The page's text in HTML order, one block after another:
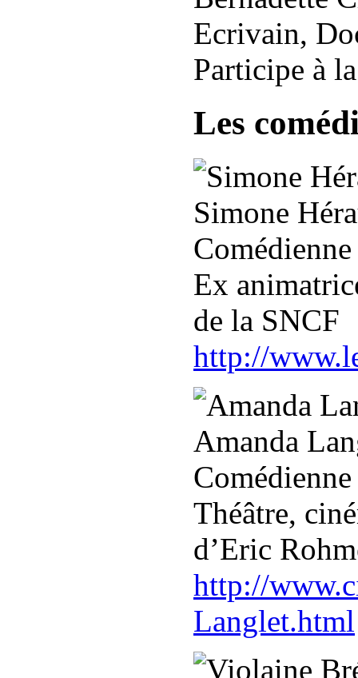
Ecrivain,
Participe à
Les
Simone
Comédienne
Ex
de la SNCF
http://
Amanda
Comédienne
Théâtre,
d’Eric
http://
Langlet.html